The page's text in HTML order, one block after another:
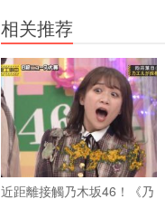
相关推荐
近距離接觸乃木坂46！《乃